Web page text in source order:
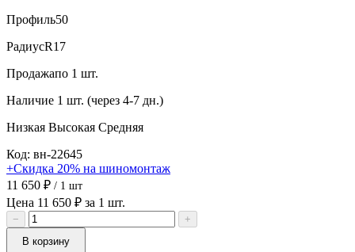
Профиль50
РадиусR17
Продажапо 1 шт.
Наличие 1 шт. (через 4-7 дн.)
Низкая Высокая Средняя
Код: вн-22645
+Скидка 20% на шиномонтаж
11 650 ₽ / 1 шт
Цена 11 650 ₽ за 1 шт.
−
+
В корзину